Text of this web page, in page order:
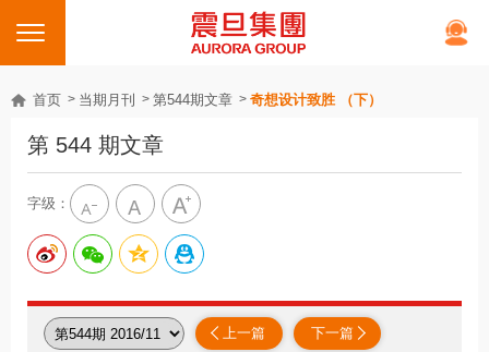
首页 当期月刊 第544期文章 奇想设计致胜 （下）
第 544 期文章
字级：
下一篇
上一篇